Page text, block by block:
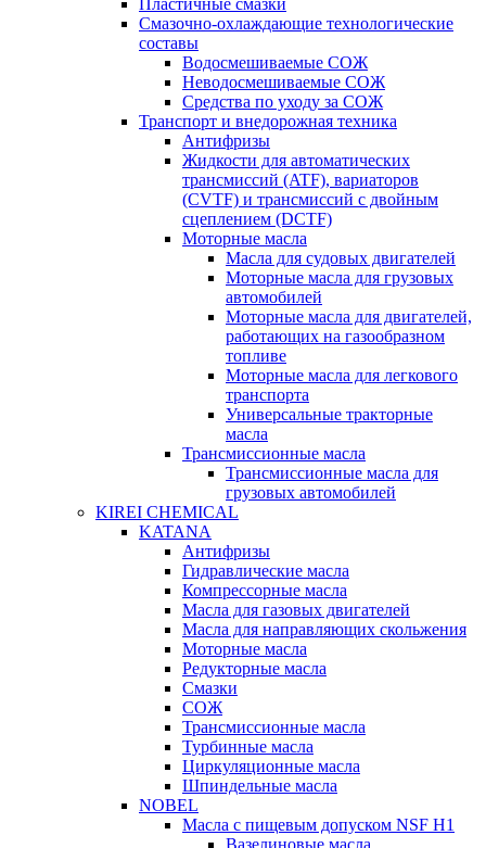
Пластичные смазки
Смазочно-охлаждающие технологические
составы
Водосмешиваемые СОЖ
Неводосмешиваемые СОЖ
Средства по уходу за СОЖ
Транспорт и внедорожная техника
Антифризы
Жидкости для автоматических
трансмиссий (ATF), вариаторов
(CVTF) и трансмиссий с двойным
сцеплением (DCTF)
Моторные масла
Масла для судовых двигателей
Моторные масла для грузовых
автомобилей
Моторные масла для двигателей,
работающих на газообразном
топливе
Моторные масла для легкового
транспорта
Универсальные тракторные
масла
Трансмиссионные масла
Трансмиссионные масла для
грузовых автомобилей
KIREI CHEMICAL
KATANA
Антифризы
Гидравлические масла
Компрессорные масла
Масла для газовых двигателей
Масла для направляющих скольжения
Моторные масла
Редукторные масла
Смазки
СОЖ
Трансмиссионные масла
Турбинные масла
Циркуляционные масла
Шпиндельные масла
NOBEL
Масла с пищевым допуском NSF H1
Вазелиновые масла